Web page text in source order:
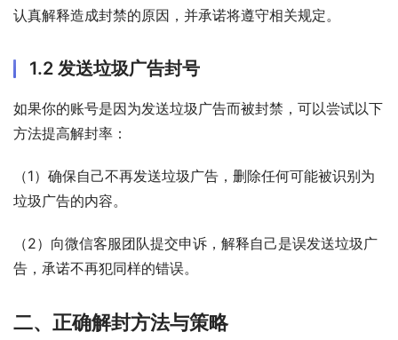
认真解释造成封禁的原因，并承诺将遵守相关规定。
1.2 发送垃圾广告封号
如果你的账号是因为发送垃圾广告而被封禁，可以尝试以下
方法提高解封率：
（1）确保自己不再发送垃圾广告，删除任何可能被识别为
垃圾广告的内容。
（2）向微信客服团队提交申诉，解释自己是误发送垃圾广
告，承诺不再犯同样的错误。
二、正确解封方法与策略